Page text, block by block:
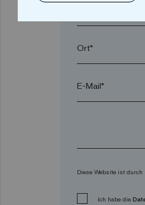
Ort*
E-Mail*
Diese Website ist durch
Ich habe die